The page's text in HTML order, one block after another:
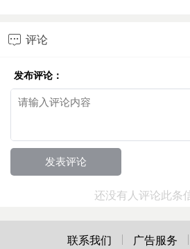
 评论
发布评论：
还没有人评论此条
联系我们 广告服务